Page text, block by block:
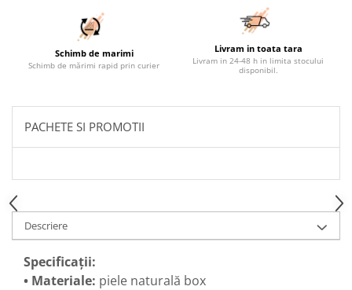
Schimb de marimi
Schimb de mărimi rapid prin curier
Livram in toata tara
Livram in 24-48 h in limita stocului
disponibil.
PACHETE SI PROMOTII
Descriere
Specificații:
• Materiale: piele naturală box